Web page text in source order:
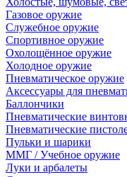
Газовое оружие
Служебное оружие
Спортивное оружие
Охолощённое оружие
Холодное оружие
Пневматическое оружие
Аксессуары для
Баллончики
Пневматические
Пневматические
Пульки и шарики
ММГ / Учебное оружие
Луки и арбалеты